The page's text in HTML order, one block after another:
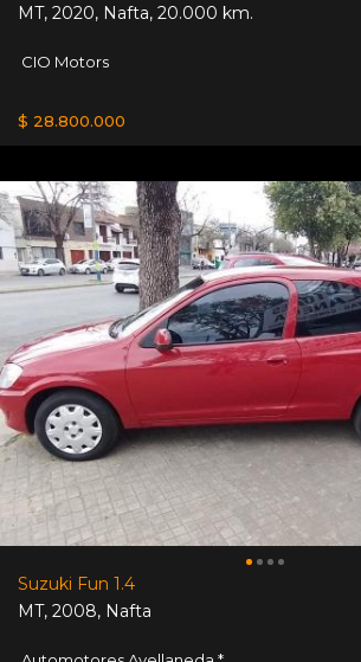
MT, 2020, Nafta, 20.000 km.
CIO Motors
$ 28.800.000
Suzuki Fun 1.4
MT, 2008, Nafta